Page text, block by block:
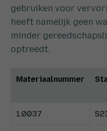
gebruiken voor
heeft namelijk geen
minder
optreedt.
Materiaalnummer
1.0037